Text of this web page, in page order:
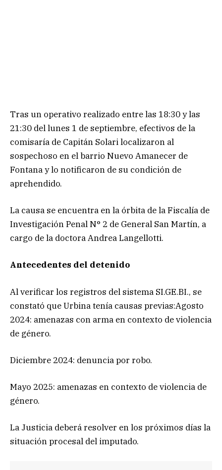
Tras un operativo realizado entre las 18:30 y las
21:30 del lunes 1 de septiembre, efectivos de la
comisaría de Capitán Solari localizaron al
sospechoso en el barrio Nuevo Amanecer de
Fontana y lo notificaron de su condición de
aprehendido.
La causa se encuentra en la órbita de la Fiscalía de
Investigación Penal N° 2 de General San Martín, a
cargo de la doctora Andrea Langellotti.
Antecedentes del detenido
Al verificar los registros del sistema SI.GE.BI., se
constató que Urbina tenía causas previas:Agosto
2024: amenazas con arma en contexto de violencia
de género.
Diciembre 2024: denuncia por robo.
Mayo 2025: amenazas en contexto de violencia de
género.
La Justicia deberá resolver en los próximos días la
situación procesal del imputado.